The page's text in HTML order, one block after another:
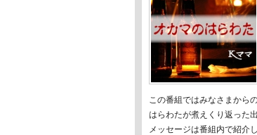
この番組ではみなさまから
はらわたが煮えくり返った
メッセージは番組内で紹介